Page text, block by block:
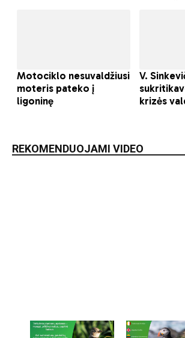
REKOMENDUOJAMI VIDEO